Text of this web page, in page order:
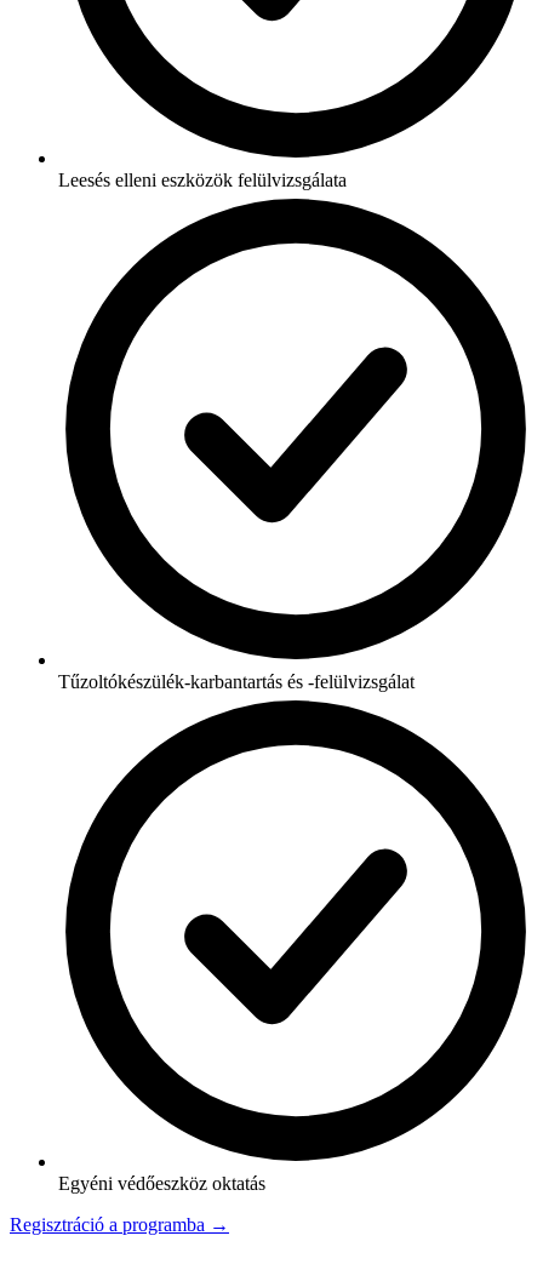
Leesés elleni eszközök felülvizsgálata
Tűzoltókészülék-karbantartás és -felülvizsgálat
Egyéni védőeszköz oktatás
Regisztráció a programba →